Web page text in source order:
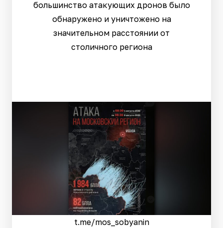
большинство атакующих дронов было
обнаружено и уничтожено на
значительном расстоянии от
столичного региона
t.me/mos_sobyanin